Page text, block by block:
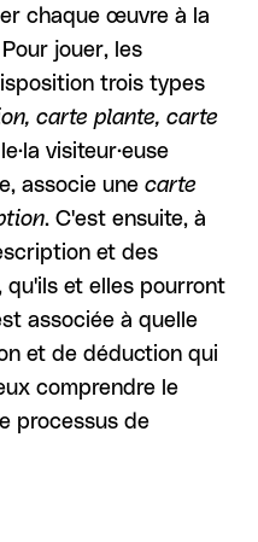
chaque œuvre à la
jouer, les
trois types
carte plante, carte
visiteur·euse
associe une carte
. C'est ensuite, à
et des
qu'ils et elles pourront
associée à quelle
et de déduction qui
comprendre le
processus de